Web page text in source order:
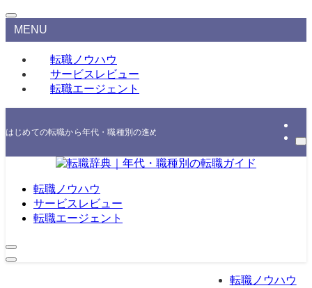
MENU
転職ノウハウ
サービスレビュー
転職エージェント
はじめての転職から年代・職種別の進め方、エージェント・スクールの選び
転職ノウハウ
サービスレビュー
転職エージェント
転職ノウハウ